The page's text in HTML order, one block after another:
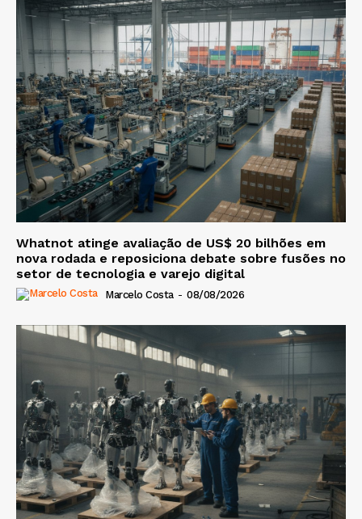
Whatnot atinge avaliação de US$ 20 bilhões em
nova rodada e reposiciona debate sobre fusões no
setor de tecnologia e varejo digital
Marcelo Costa - 08/08/2026